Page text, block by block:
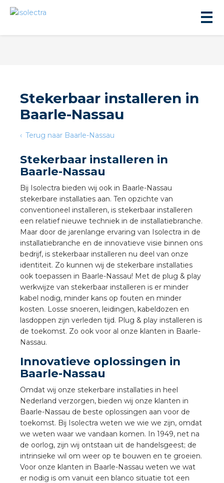
Stekerbaar installeren in
Baarle-Nassau
Terug naar Baarle-Nassau
Stekerbaar installeren in
Baarle-Nassau
Bij Isolectra bieden wij ook in Baarle-Nassau
stekerbare installaties aan. Ten opzichte van
conventioneel installeren, is stekerbaar installeren
een relatief nieuwe techniek in de installatiebranche.
Maar door de jarenlange ervaring van Isolectra in de
installatiebranche en de innovatieve visie binnen ons
bedrijf, is stekerbaar installeren nu deel van onze
identiteit. Zo kunnen wij de stekerbare installaties
ook toepassen in Baarle-Nassau! Met de plug & play
werkwijze van stekerbaar installeren is er minder
kabel nodig, minder kans op fouten en minder
kosten. Losse snoeren, leidingen, kabeldozen en
lasdoppen zijn verleden tijd. Plug & play installeren is
de toekomst. Zo ook voor al onze klanten in Baarle-
Nassau.
Innovatieve oplossingen in
Baarle-Nassau
Omdat wij onze stekerbare installaties in heel
Nederland verzorgen, bieden wij onze klanten in
Baarle-Nassau de beste oplossingen aan voor de
toekomst. Bij Isolectra weten we wie we zijn, omdat
we weten waar we vandaan komen. In 1949, net na
de oorlog, zijn wij ontstaan uit de handelsgeest; de
intrinsieke wil om weer op te bouwen en te groeien.
Voor onze klanten in Baarle-Nassau weten we wat
er nodig is om vanuit een blanco situatie tot een
installeren
installeren
installeren in beton
installeren in de tuinbouw
stekerbare vlakkabel
GST®